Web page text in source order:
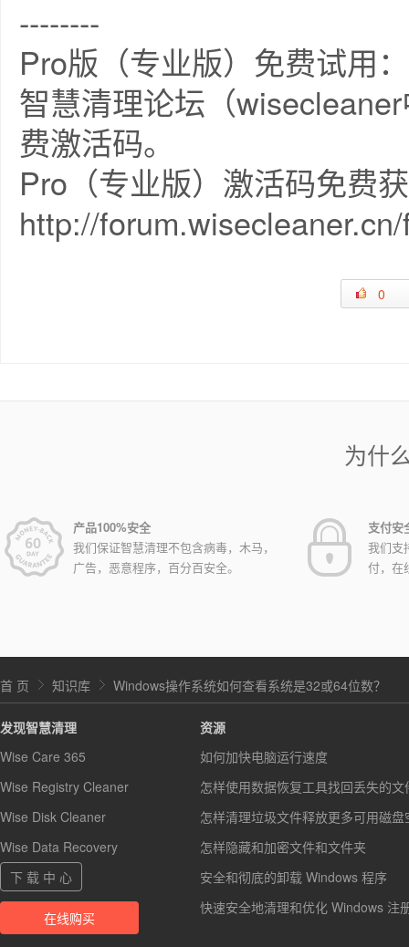
--------
Pro版（专业版）免费试用：
智慧清理论坛（
费激活码。
Pro（专业版）激活码免费
http://
0
为什
产品100%安全
我们保证智慧清理不包含病毒，木马，
广告，恶意程序，百分百安全。
支付安
我们支
付，在
首 页 知识库 Windows操作系统如何查看系统是32或64位数？
发现智慧清理
Wise Care 365
Wise Registry Cleaner
Wise Disk Cleaner
Wise Data Recovery
下 载 中 心
在线购买
资源
如何加快电脑运行速度
怎样使用数据恢复工具找回丢失的文
怎样清理垃圾文件释放更多可用磁盘
怎样隐藏和加密文件和文件夹
安全和彻底的卸载 Windows 程序
快速安全地清理和优化 Windows 注